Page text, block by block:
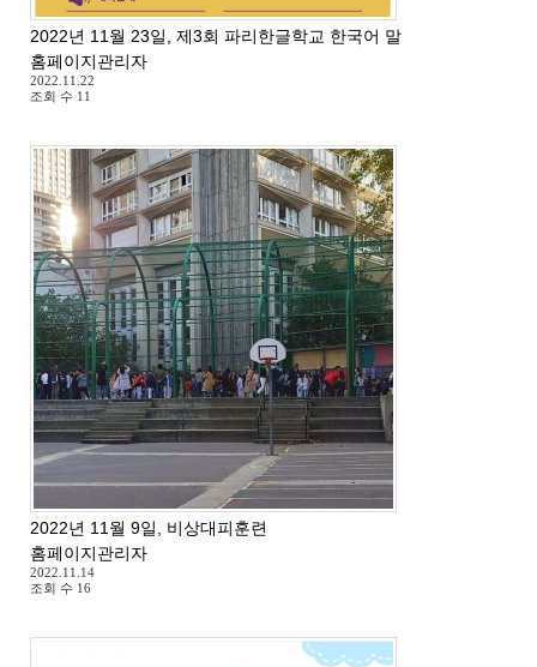
2022년 11월 23일, 제3회 파리한글학교 한국어 말하기 대회
홈페이지관리자
2022.11.22
조회 수 11
2022년 11월 9일, 비상대피훈련
홈페이지관리자
2022.11.14
조회 수 16